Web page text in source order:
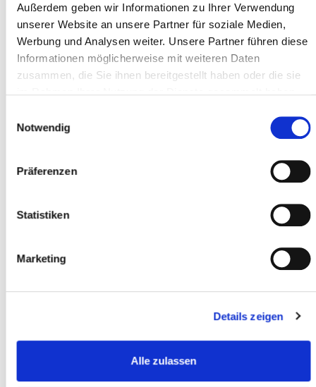
Außerdem geben wir Informationen zu Ihrer Verwendung
unserer Website an unsere Partner für soziale Medien,
Werbung und Analysen weiter. Unsere Partner führen diese
Informationen möglicherweise mit weiteren Daten
zusammen, die Sie ihnen bereitgestellt haben oder die sie
Notwendig
Präferenzen
Statistiken
Marketing
Details zeigen
Alle zulassen
Address line 1 *
Participant
Policy*